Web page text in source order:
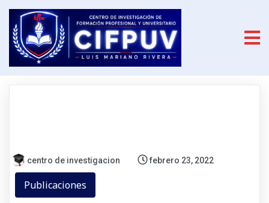
centro de investigacion febrero 23, 2022
Publicaciones